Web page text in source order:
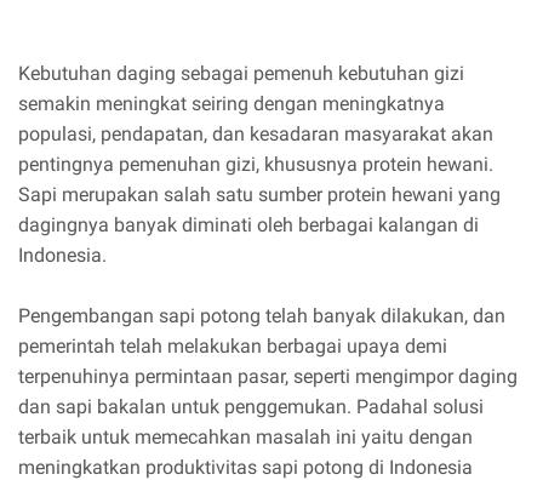
Kebutuhan daging sebagai pemenuh kebutuhan gizi
semakin meningkat seiring dengan meningkatnya
populasi, pendapatan, dan kesadaran masyarakat akan
pentingnya pemenuhan gizi, khususnya protein hewani.
Sapi merupakan salah satu sumber protein hewani yang
dagingnya banyak diminati oleh berbagai kalangan di
Indonesia.
Pengembangan sapi potong telah banyak dilakukan, dan
pemerintah telah melakukan berbagai upaya demi
terpenuhinya permintaan pasar, seperti mengimpor daging
dan sapi bakalan untuk penggemukan. Padahal solusi
terbaik untuk memecahkan masalah ini yaitu dengan
meningkatkan produktivitas sapi potong di Indonesia